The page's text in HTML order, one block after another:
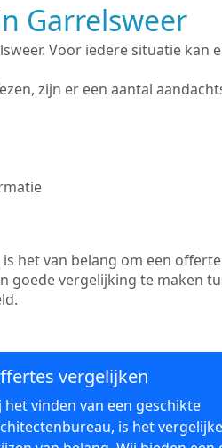
Garrelsweer
Voor iedere situatie kan
zijn er een aantal
het van belang om een
goede vergelijking te maken
vergelijken
het vinden van een geschikte
is het